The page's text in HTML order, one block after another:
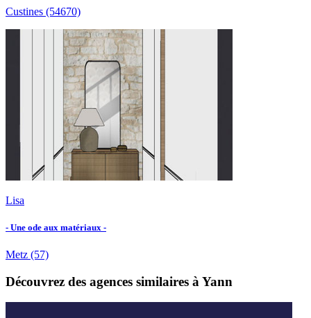
Custines (54670)
Lisa
- Une ode aux matériaux -
Metz (57)
Découvrez des agences similaires à Yann